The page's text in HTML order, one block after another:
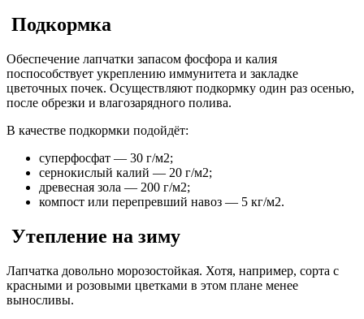
Подкормка
Обеспечение лапчатки запасом фосфора и калия
поспособствует укреплению иммунитета и закладке
цветочных почек. Осуществляют подкормку один раз осенью,
после обрезки и влагозарядного полива.
В качестве подкормки подойдёт:
суперфосфат — 30 г/м2;
сернокислый калий — 20 г/м2;
древесная зола — 200 г/м2;
компост или перепревший навоз — 5 кг/м2.
Утепление на зиму
Лапчатка довольно морозостойкая. Хотя, например, сорта с
красными и розовыми цветками в этом плане менее
выносливы.